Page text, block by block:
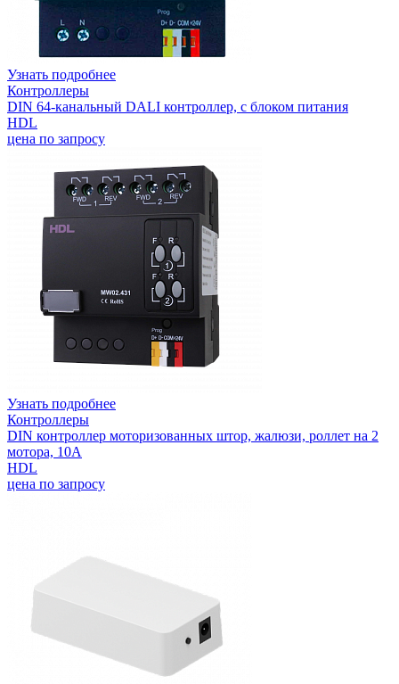
Узнать подробнее
Контроллеры
DIN 64-канальный DALI контроллер, с блоком питания
HDL
цена по запросу
Узнать подробнее
Контроллеры
DIN контроллер моторизованных штор, жалюзи, роллет на 2
мотора, 10А
HDL
цена по запросу